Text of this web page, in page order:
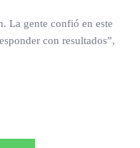
La gente confió en este
con resultados”,